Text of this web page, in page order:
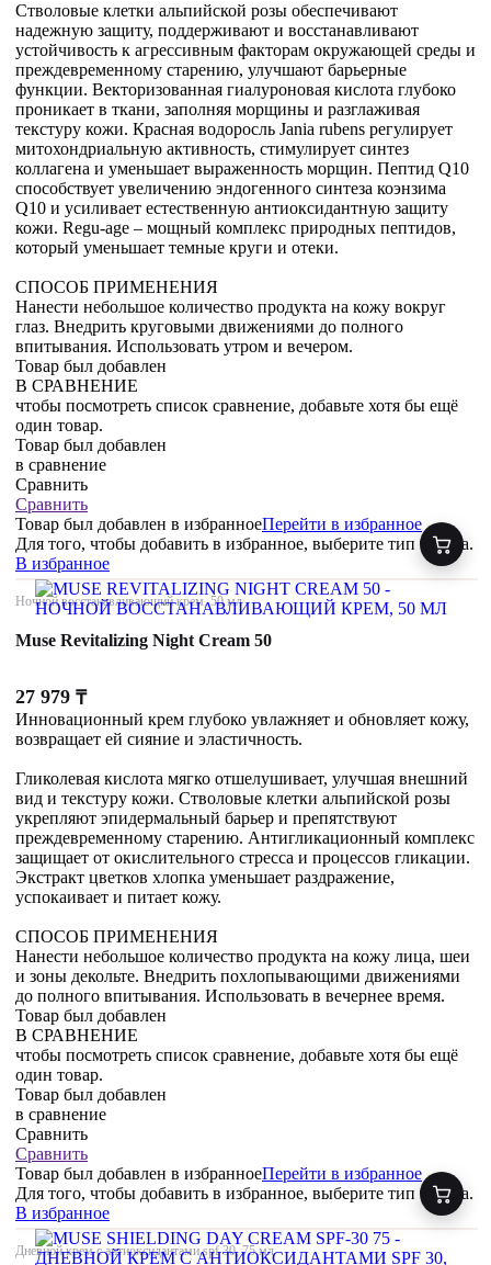
Стволовые клетки альпийской розы обеспечивают
надежную защиту, поддерживают и восстанавливают
устойчивость к агрессивным факторам окружающей среды и
преждевременному старению, улучшают барьерные
функции. Векторизованная гиалуроновая кислота глубоко
проникает в ткани, заполняя морщины и разглаживая
текстуру кожи. Красная водоросль Jania rubens регулирует
митохондриальную активность, стимулирует синтез
коллагена и уменьшает выраженность морщин. Пептид Q10
способствует увеличению эндогенного синтеза коэнзима
Q10 и усиливает естественную антиоксидантную защиту
кожи. Regu-age – мощный комплекс природных пептидов,
который уменьшает темные круги и отеки.
СПОСОБ ПРИМЕНЕНИЯ
Нанести небольшое количество продукта на кожу вокруг
глаз. Внедрить круговыми движениями до полного
впитывания. Использовать утром и вечером.
Товар был добавлен
В СРАВНЕНИЕ
чтобы посмотреть список сравнение, добавьте хотя бы ещё
один товар.
Товар был добавлен
в сравнение
Сравнить
Сравнить
Товар был добавлен в избранноеПерейти в избранное
Для того, чтобы добавить в избранное, выберите тип товара.
В избранное
Ночной восстанавливающий крем, 50 мл
Muse Revitalizing Night Cream 50
27 979 ₸
Инновационный крем глубоко увлажняет и обновляет кожу,
возвращает ей сияние и эластичность.
Гликолевая кислота мягко отшелушивает, улучшая внешний
вид и текстуру кожи. Стволовые клетки альпийской розы
укрепляют эпидермальный барьер и препятствуют
преждевременному старению. Антигликационный комплекс
защищает от окислительного стресса и процессов гликации.
Экстракт цветков хлопка уменьшает раздражение,
успокаивает и питает кожу.
СПОСОБ ПРИМЕНЕНИЯ
Нанести небольшое количество продукта на кожу лица, шеи
и зоны декольте. Внедрить похлопывающими движениями
до полного впитывания. Использовать в вечернее время.
Товар был добавлен
В СРАВНЕНИЕ
чтобы посмотреть список сравнение, добавьте хотя бы ещё
один товар.
Товар был добавлен
в сравнение
Сравнить
Сравнить
Товар был добавлен в избранноеПерейти в избранное
Для того, чтобы добавить в избранное, выберите тип товара.
В избранное
Дневной крем с антиоксидантами spf 30, 75 мл